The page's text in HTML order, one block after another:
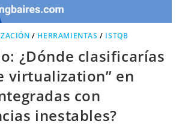
/ HERRAMIENTAS / ISTQB
¿Dónde clasificarías
virtualization” en
con
inestables?